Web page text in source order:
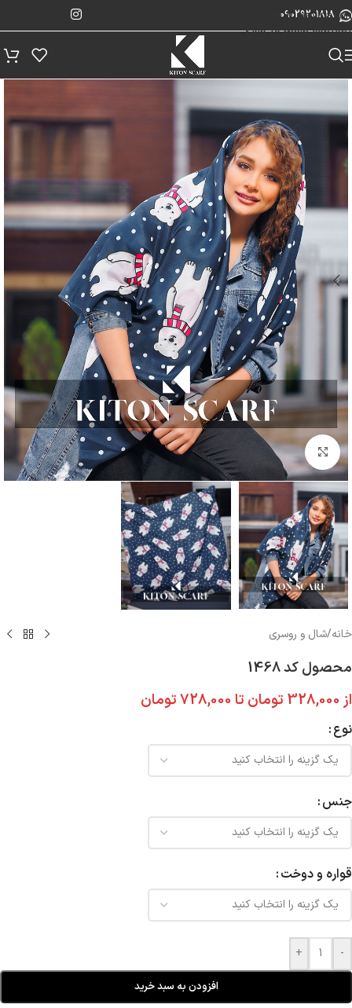
Skip to navigation
Skip to main content
09029201818
بزرگنمایی تصویر
خانه/شال و روسری
محصول کد 1468
از 328,000 تومان تا 728,000تومان
نوع
جنس
قواره و دوخت
-
+
افزودن به سبد خرید